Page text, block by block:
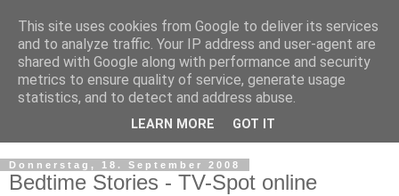
Donnerstag, 18. September 2008
Bedtime Stories - TV-Spot online
This site uses cookies from Google to deliver its services
and to analyze traffic. Your IP address and user-agent are
shared with Google along with performance and security
metrics to ensure quality of service, generate usage
statistics, and to detect and address abuse.
LEARN MORE GOT IT